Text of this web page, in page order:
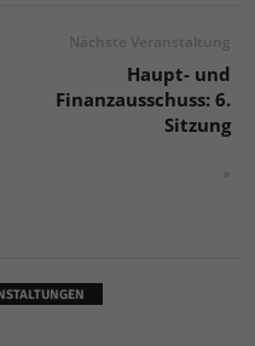
Nächste Veranstaltung
Haupt- und
Finanzausschuss: 6.
Sitzung
»